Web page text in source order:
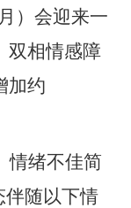
）会迎来一
双相情感障
加约
情绪不佳简
伴随以下情